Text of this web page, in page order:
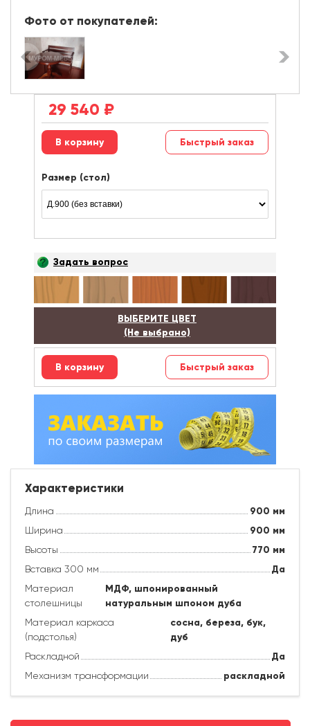
Фото от покупателей:
29 540 ₽
Быстрый заказ
Размер (стол)
Задать вопрос
ВЫБЕРИТЕ ЦВЕТ
(Не выбрано)
Быстрый заказ
Характеристики
Длина 900 мм
Ширина 900 мм
Высоты 770 мм
Вставка 300 мм Да
Материал
столешницы
МДФ, шпонированный
натуральным шпоном дуба
Материал каркаса
(подстолья)
сосна, береза, бук,
дуб
Раскладной Да
Механизм трансформации раскладной